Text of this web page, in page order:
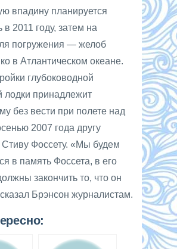
впадину планируется
2011 году, затем на
погружения — желоб
в Атлантическом океане.
глубоководной
лодки принадлежит
без вести при полете над
2007 года другу
Стиву Фоссету. «Мы будем
в память Фоссета, в его
закончить то, что он
Брэнсон журналистам.